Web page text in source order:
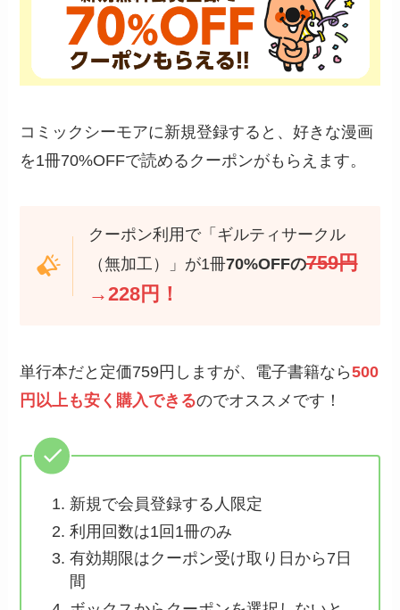
コミックシーモアに新規登録すると、好きな漫画
を1冊70%OFFで読めるクーポンがもらえます。
クーポン利用で「ギルティサークル
（無加工）」が1冊70%OFFの759円
→228円！
単行本だと定価759円しますが、電子書籍なら500
円以上も安く購入できるのでオススメです！
新規で会員登録する人限定
利用回数は1回1冊のみ
有効期限はクーポン受け取り日から7日
間